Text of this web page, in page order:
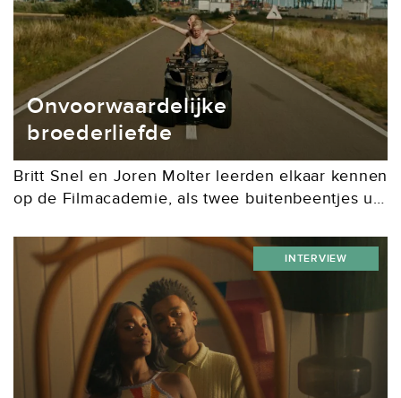
Onvoorwaardelijke
broederliefde
Britt Snel en Joren Molter leerden elkaar kennen
op de Filmacademie, als twee buitenbeentjes uit
zijn we een decennium verder en was het duo
dit...
INTERVIEW